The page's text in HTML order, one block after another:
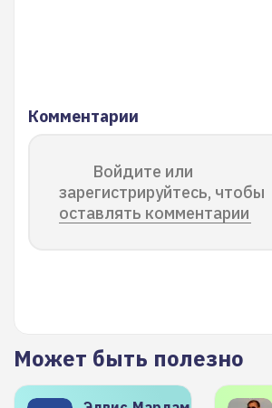
Комментарии
Войдите или
зарегистрируйтесь, чтобы
оставлять комментарии
Может быть полезно